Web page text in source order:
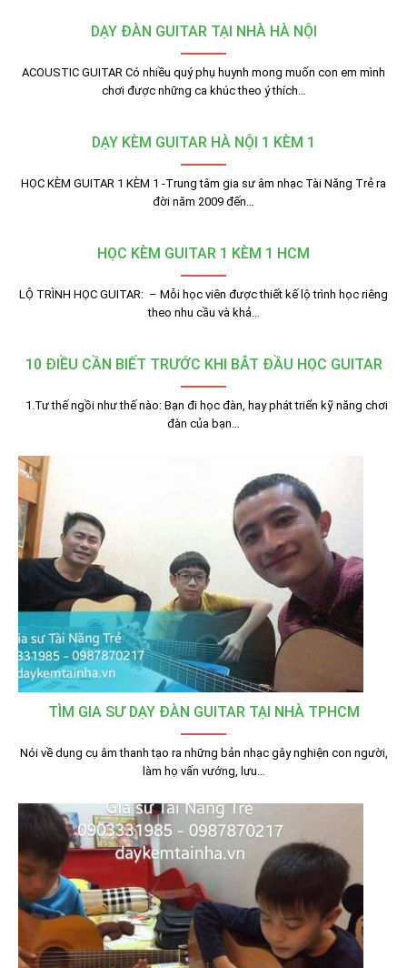
DẠY ĐÀN GUITAR TẠI NHÀ HÀ NỘI
ACOUSTIC GUITAR Có nhiều quý phụ huynh mong muốn con em mình
chơi được những ca khúc theo ý thích…
DẠY KÈM GUITAR HÀ NỘI 1 KÈM 1
HỌC KÈM GUITAR 1 KÈM 1 -Trung tâm gia sư âm nhạc Tài Năng Trẻ ra
đời năm 2009 đến…
HỌC KÈM GUITAR 1 KÈM 1 HCM
LỘ TRÌNH HỌC GUITAR: – Mỗi học viên được thiết kế lộ trình học riêng
theo nhu cầu và khả…
10 ĐIỀU CẦN BIẾT TRƯỚC KHI BẮT ĐẦU HỌC GUITAR
1.Tư thế ngồi như thế nào: Bạn đi học đàn, hay phát triển kỹ năng chơi
đàn của bạn…
TÌM GIA SƯ DẠY ĐÀN GUITAR TẠI NHÀ TPHCM
Nói về dụng cụ âm thanh tạo ra những bản nhạc gây nghiện con người,
làm họ vấn vướng, lưu…